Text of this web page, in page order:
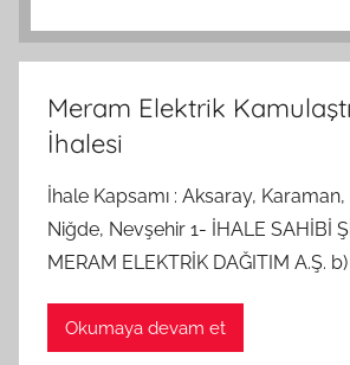
Meram Elektrik
İhalesi
İhale Kapsamı : Aksaray, Karaman,
Niğde, Nevşehir 1- İHALE SAHİBİ
MERAM ELEKTRİK DAĞITIM A.Ş. b)
Okumaya devam et